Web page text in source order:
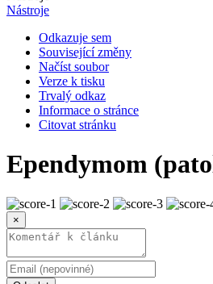
Nástroje
Odkazuje sem
Související změny
Načíst soubor
Verze k tisku
Trvalý odkaz
Informace o stránce
Citovat stránku
Ependymom
×